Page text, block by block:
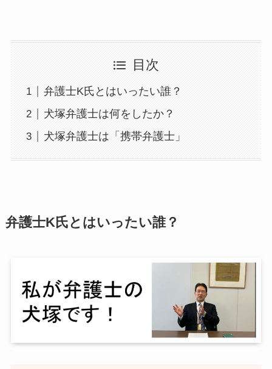
目次
弁護士K氏とはいったい誰？
犬塚弁護士は何をしたか？
犬塚弁護士は「携帯弁護士」
弁護士K氏とはいったい誰？